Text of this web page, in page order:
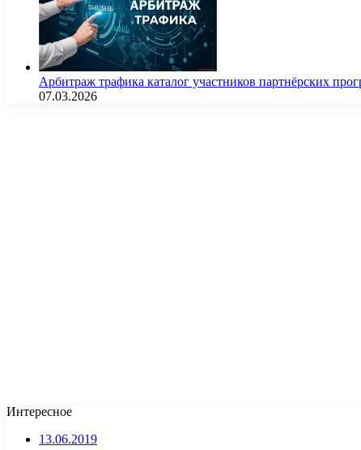
Арбитраж трафика каталог участников партнёрских
07.03.2026
Интересное
13.06.2019